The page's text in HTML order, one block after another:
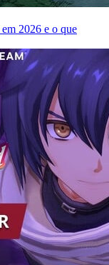
2026 e o que